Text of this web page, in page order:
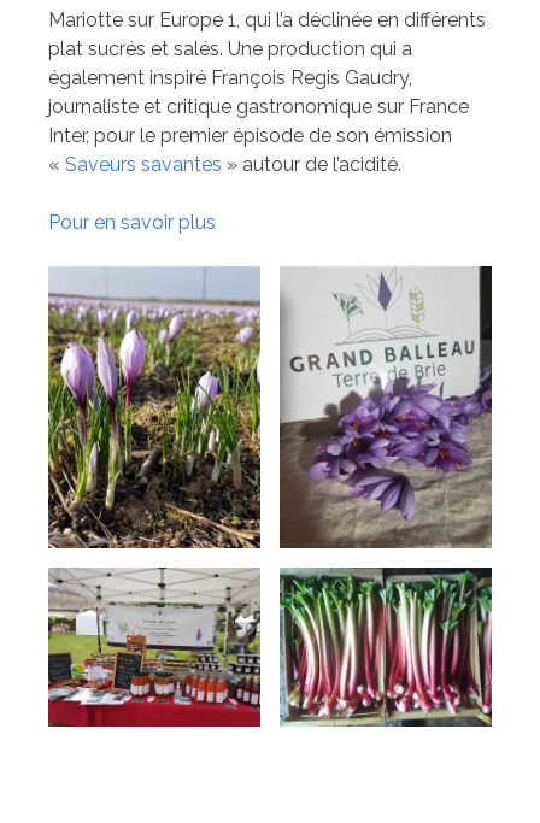
Mariotte sur Europe 1, qui l’a déclinée en différents
plat sucrés et salés. Une production qui a
également inspiré François Regis Gaudry,
journaliste et critique gastronomique sur France
Inter, pour le premier épisode de son émission
« Saveurs savantes » autour de l’acidité.
Pour en savoir plus